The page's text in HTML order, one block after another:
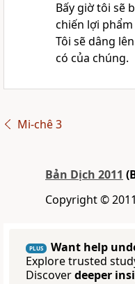
Bấy giờ tôi sẽ
chiến lợi
Tôi sẽ dâng
có của chúng.
Mi-chê 3
Bản Dịch 2011
Copyright ©
PLUS
Want help
Explore trusted
Discoverdeeper